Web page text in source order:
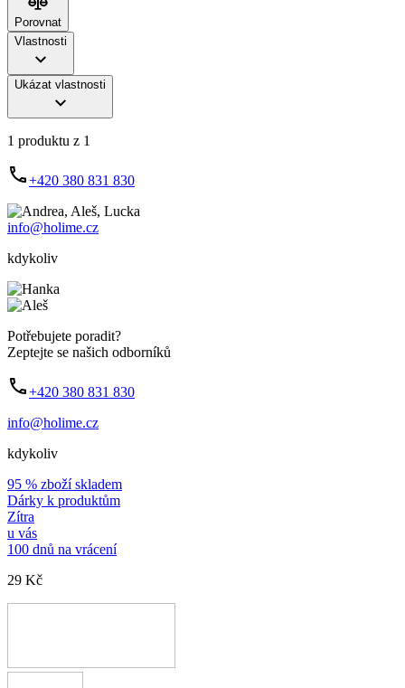
Porovnat
Vlastnosti
Ukázat vlastnosti
1 produktu z 1
+420 380 831 830
info@holime.cz
kdykoliv
Potřebujete poradit?
Zeptejte se našich odborníků
+420 380 831 830
info@holime.cz
kdykoliv
95 % zboží skladem
Dárky k produktům
Zítra
u vás
100 dnů na vrácení
29 Kč